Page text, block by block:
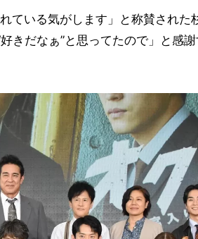
ている気がします」と称賛された
きだなぁ”と思ってたので」と感